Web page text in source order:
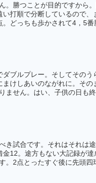
。勝つことが目的ですから
打順で分断しているので
どっちも歩かされて4，5番
ブルプレー。そしてその
けしあいのながれに。そ
ません。はい、子供の日も
き試合です。それはそれは
12。途方もない大記録が
。2点とったすぐ後に先頭四